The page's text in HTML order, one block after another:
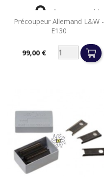
Précoupeur Allemand L&W -
E130
Prix99,00 €
 Aperçu rapide